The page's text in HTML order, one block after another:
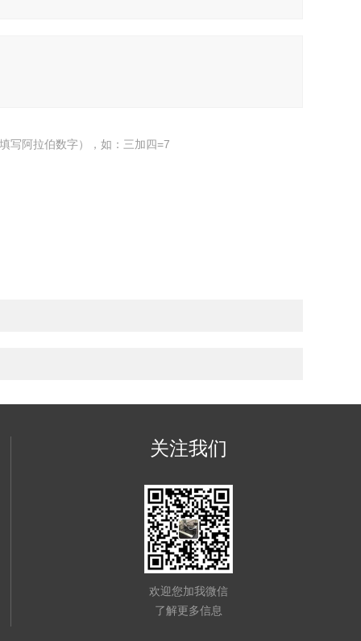
写阿拉伯数字），如：三加四=7
关注我们
欢迎您加我微信
了解更多信息